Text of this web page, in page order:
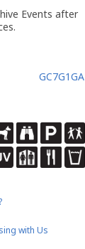
Events after
GC7G1GA
with Us